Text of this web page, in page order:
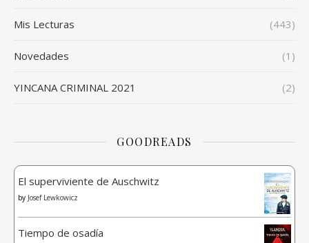
Mis Lecturas (443)
Novedades (1)
YINCANA CRIMINAL 2021 (2)
GOODREADS
El superviviente de Auschwitz
by Josef Lewkowicz
Tiempo de osadía